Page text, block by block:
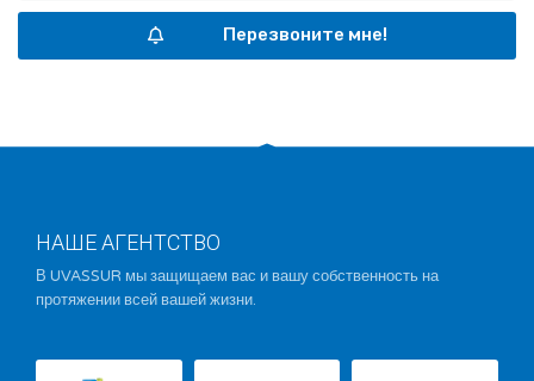
Перезвоните мне!
НАШЕ АГЕНТСТВО
В UVASSUR мы защищаем вас и вашу собственность на
протяжении всей вашей жизни.